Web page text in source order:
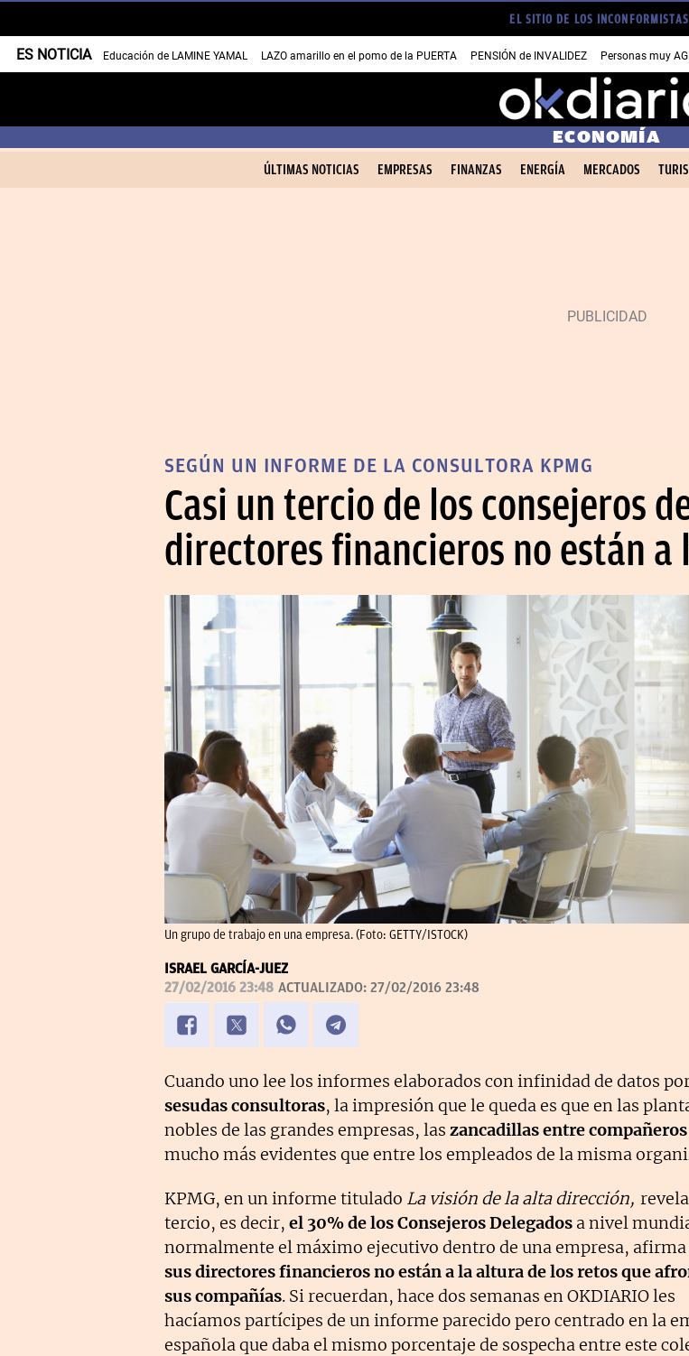
EL SITIO DE LOS INCONFORMISTAS
ES NOTICIA Educación de LAMINE YAMAL LAZO amarillo en el pomo de la PUERTA PENSIÓN de INVALIDEZ Personas muy
ECONOMÍA
ÚLTIMAS NOTICIAS EMPRESAS FINANZAS ENERGÍA MERCADOS
SEGÚN UN INFORME DE LA CONSULTORA KPMG
Casi un tercio de los consejeros
directores financieros no están
Un grupo de trabajo en una empresa. (Foto: GETTY/ISTOCK)
ISRAEL GARCÍA-JUEZ
27/02/2016 23:48 ACTUALIZADO: 27/02/2016 23:48
Cuando uno lee los informes elaborados con infinidad de datos
sesudas consultoras, la impresión que le queda es que en las
nobles de las grandes empresas, las zancadillas entre compañeros
mucho más evidentes que entre los empleados de la misma
KPMG, en un informe titulado La visión de la alta dirección,
tercio, es decir, el 30% de los Consejeros Delegados a nivel
normalmente el máximo ejecutivo dentro de una empresa, afirma
sus directores financieros no están a la altura de los retos que
sus compañías. Si recuerdan, hace dos semanas en OKDIARIO les
hacíamos partícipes de un informe parecido pero centrado en la
española que daba el mismo porcentaje de sospecha entre este